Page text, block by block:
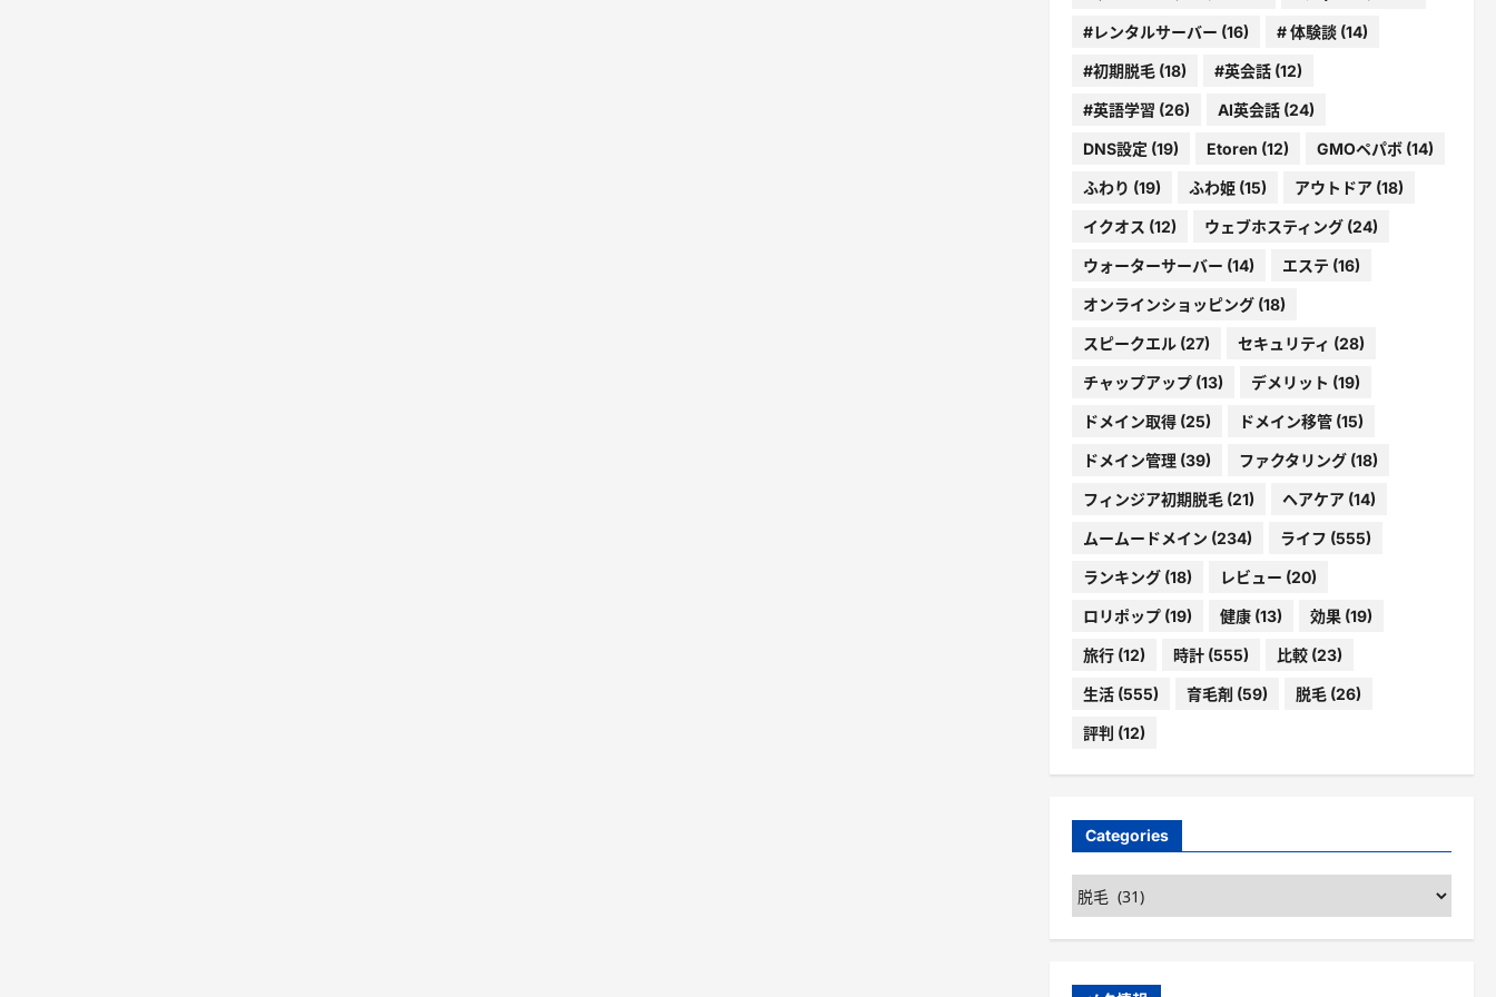
#レンタルサーバー (16) # 体験談(14)
#初期脱毛(18) #英会話(12)
#英語学習 (26) AI英会話(24)
DNS設定 (19) Etoren (12) GMOペパボ(14)
ふわり (19) ふわ姫(15) アウトドア(18)
イクオス (12) ウェブホスティング(24)
ウォーターサーバー (14) エステ (16)
オンラインショッピング(18)
スピークエル(27) セキュリティ (28)
チャップアップ(13) デメリット (19)
ドメイン取得(25) ドメイン移管(15)
ドメイン管理(39) ファクタリング(18)
フィンジア初期脱毛(21) ヘアケア(14)
ムームードメイン (234) ライフ (555)
ランキング(18) レビュー (20)
ロリポップ(19) 健康(13) 効果(19)
旅行(12) 時計(555) 比較(23)
生活(555) 育毛剤 (59) 脱毛(26)
評判 (12)
Categories
Categories